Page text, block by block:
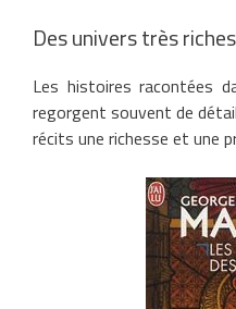
Des univers très riches
Les histoires racontées
regorgent souvent de
récits une richesse et une